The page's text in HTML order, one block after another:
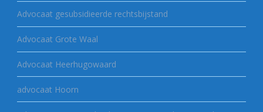
Advocaat gesubsidieerde rechtsbijstand
Advocaat Grote Waal
Advocaat Heerhugowaard
advocaat Hoorn